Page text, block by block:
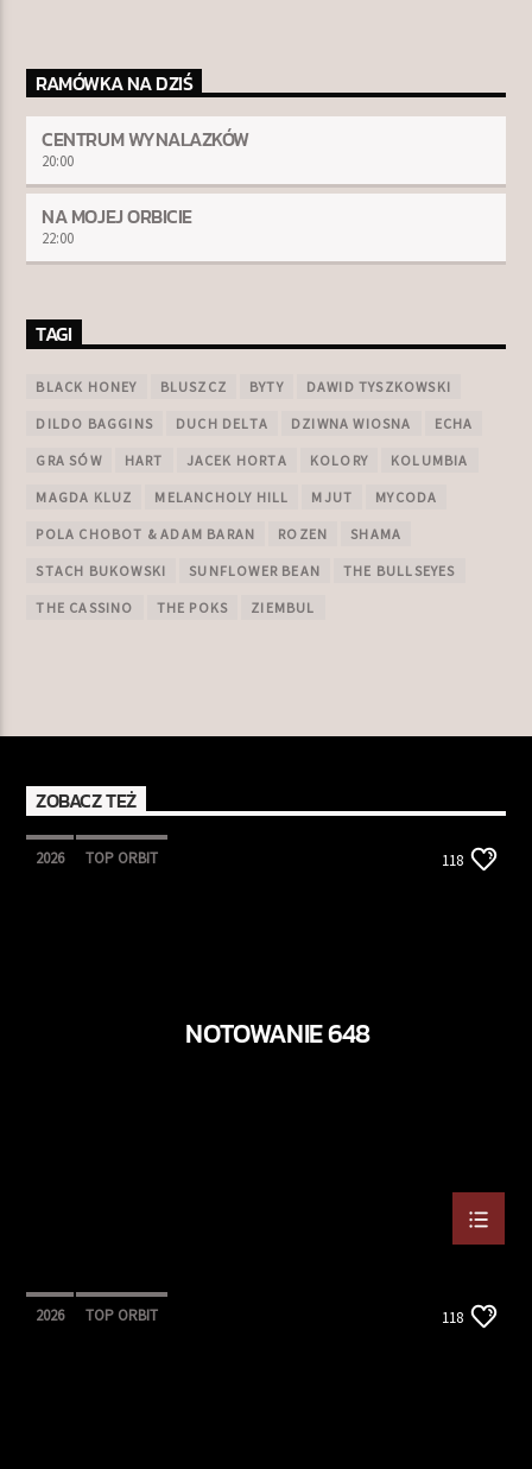
RAMÓWKA NA DZIŚ
CENTRUM WYNALAZKÓW
20:00
NA MOJEJ ORBICIE
22:00
TAGI
BLACK HONEY BLUSZCZ BYTY DAWID TYSZKOWSKI
DILDO BAGGINS DUCH DELTA DZIWNA WIOSNA ECHA
GRA SÓW HART JACEK HORTA KOLORY KOLUMBIA
MAGDA KLUZ MELANCHOLY HILL MJUT MYCODA
POLA CHOBOT & ADAM BARAN ROZEN SHAMA
STACH BUKOWSKI SUNFLOWER BEAN THE BULLSEYES
THE CASSINO THE POKS ZIEMBUL
ZOBACZ TEŻ
2026 TOP ORBIT 118
NOTOWANIE 648
2026 TOP ORBIT 118